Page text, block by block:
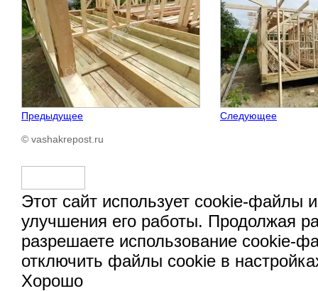
Предыдущее Следующее
© vashakrepost.ru
Этот сайт использует cookie-файлы
улучшения его работы. Продолжая
разрешаете использование cookie-
отключить файлы cookie в
Хорошо